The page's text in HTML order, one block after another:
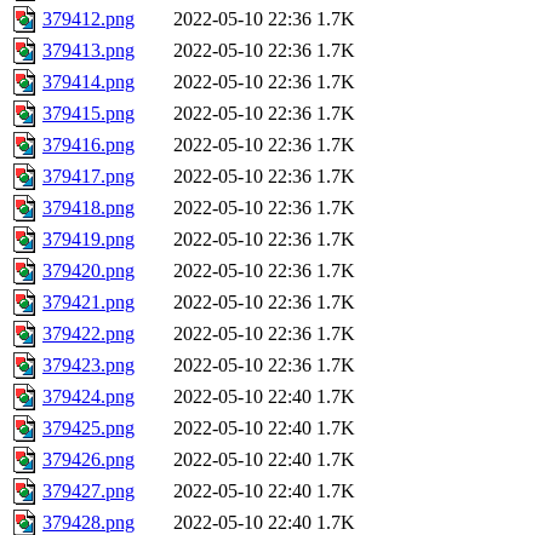
379412.png
2022-05-10 22:36 1.7K
379413.png
2022-05-10 22:36 1.7K
379414.png
2022-05-10 22:36 1.7K
379415.png
2022-05-10 22:36 1.7K
379416.png
2022-05-10 22:36 1.7K
379417.png
2022-05-10 22:36 1.7K
379418.png
2022-05-10 22:36 1.7K
379419.png
2022-05-10 22:36 1.7K
379420.png
2022-05-10 22:36 1.7K
379421.png
2022-05-10 22:36 1.7K
379422.png
2022-05-10 22:36 1.7K
379423.png
2022-05-10 22:36 1.7K
379424.png
2022-05-10 22:40 1.7K
379425.png
2022-05-10 22:40 1.7K
379426.png
2022-05-10 22:40 1.7K
379427.png
2022-05-10 22:40 1.7K
379428.png
2022-05-10 22:40 1.7K